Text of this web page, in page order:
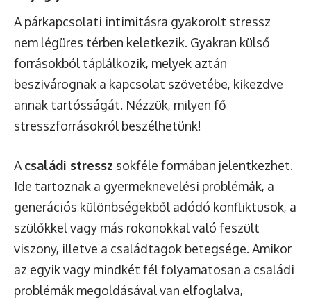
A párkapcsolati intimitásra gyakorolt stressz
nem légüres térben keletkezik. Gyakran külső
forrásokból táplálkozik, melyek aztán
beszivárognak a kapcsolat szövetébe, kikezdve
annak tartósságát. Nézzük, milyen fő
stresszforrásokról beszélhetünk!
A családi stressz sokféle formában jelentkezhet.
Ide tartoznak a gyermeknevelési problémák, a
generációs különbségekből adódó konfliktusok, a
szülőkkel vagy más rokonokkal való feszült
viszony, illetve a családtagok betegsége. Amikor
az egyik vagy mindkét fél folyamatosan a családi
problémák megoldásával van elfoglalva,